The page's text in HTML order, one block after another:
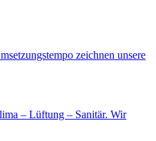
zeichnen unsere
– Lüftung – Sanitär. Wir